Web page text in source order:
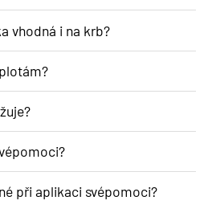
vhodná i na krb?
při aplikaci svépomoci?